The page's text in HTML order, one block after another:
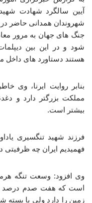
آیین سالگرد شهادت
شهروندان همدانی حاضر در
جنگ های جهان به مرور
شود و در این بین
هستند دستاورد های داخل
بنابر روایت ایرنا، وی
مملکت بزرگتر دارد و
بیشتر است.
فرزند شهید تنگسیری
فهمیدیم ایران چه
است که هفت صدم درصد
زمین را دارد ولی با